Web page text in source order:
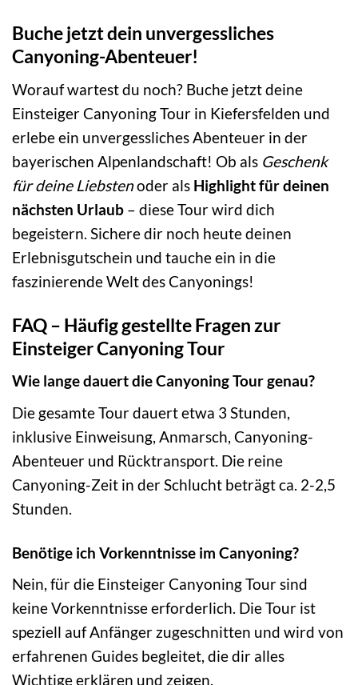
Buche jetzt dein unvergessliches
Canyoning-Abenteuer!
Worauf wartest du noch? Buche jetzt deine
Einsteiger Canyoning Tour in Kiefersfelden und
erlebe ein unvergessliches Abenteuer in der
bayerischen Alpenlandschaft! Ob als Geschenk
für deine Liebstenoder als Highlight für deinen
nächsten Urlaub – diese Tour wird dich
begeistern. Sichere dir noch heute deinen
Erlebnisgutschein und tauche ein in die
faszinierende Welt des Canyonings!
FAQ – Häufig gestellte Fragen zur
Einsteiger Canyoning Tour
Wie lange dauert die Canyoning Tour genau?
Die gesamte Tour dauert etwa 3 Stunden,
inklusive Einweisung, Anmarsch, Canyoning-
Abenteuer und Rücktransport. Die reine
Canyoning-Zeit in der Schlucht beträgt ca. 2-2,5
Stunden.
Benötige ich Vorkenntnisse im Canyoning?
Nein, für die Einsteiger Canyoning Tour sind
keine Vorkenntnisse erforderlich. Die Tour ist
speziell auf Anfänger zugeschnitten und wird von
erfahrenen Guides begleitet, die dir alles
Wichtige erklären und zeigen.